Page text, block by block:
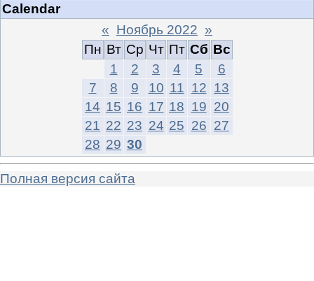
Calendar
« Ноябрь 2022 »
Пн Вт Ср Чт Пт Сб Вс
1
2 3 4 5
6
7
8 9 10 11 12 13
14 15 16 17 18 19 20
21 22 23 24 25 26 27
28 29 30
Полная версия сайта